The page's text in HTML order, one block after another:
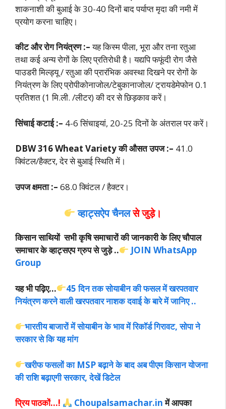
शाकनाशी की बुआई के 30-40 दिनों बाद पर्याप्त मृदा की नमी में
प्रयोग करना चाहिए।
कीट और रोग नियंत्रण :–यह किस्म पीला, भूरा और तना रतुआ
तथा कई अन्य रोगों के लिए प्रतिरोधी है। यद्यपि फफूंदी रोग जैसे
पाउडरी मिल्ड्यू / रतुआ की प्रारंभिक अवस्था दिखने पर रोगों के
नियंत्रण के लिए प्रोपीकोनाजोल/टेबुकानाजोल/ ट्रायडेमेफोन 0.1
प्रतिशत (1 मि.ली. /लीटर) की दर से छिड़काव करें।
सिंचाई कटाई :– 4-6 सिंचाइयां, 20-25 दिनों के अंतराल पर करें।
DBW 316 Wheat Variety की औसत उपज :– 41.0
क्विंटल/हैक्टर, देर से बुआई स्थिति में ।
उपज क्षमता :– 68.0 क्विंटल / हैक्टर।
व्हाट्सऐप चैनलसे जुड़े।
किसान साथियों सभी कृषि समाचारों की जानकारी के लिए चौपाल
समाचार के व्हाट्सएप ग्रुप से जुड़े ..
JOIN WhatsApp
Group
यह भी पढ़िए…
45 दिन तक सोयाबीन की फसल में खरपतवार
नियंत्रण करने वाली खरपतवार नाशक दवाई के बारे में जानिए ..
भारतीय बाजारों में सोयाबीन के भाव में रिकॉर्ड गिरावट, सोपा ने
सरकार से कि यह मांग
खरीफ फसलों का MSP बढ़ाने के बाद अब पीएम किसान योजना
की राशि बढ़ाएगी सरकार, देखें डिटेल
प्रिय पाठकों…! Choupalsamachar.inमें आपका